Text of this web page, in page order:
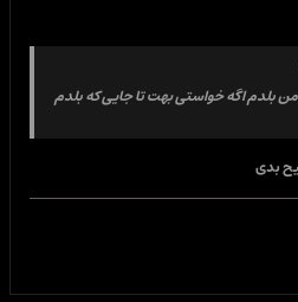
بلدم اگه خواستی بهت تا جایی که بلدم
بدی